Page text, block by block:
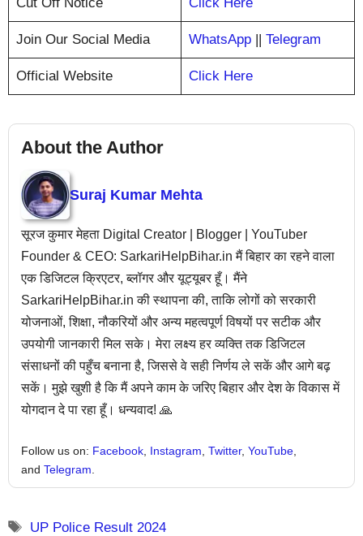
Join Our Social Media WhatsApp|| Telegram
Official Website Click Here
About the Author
Suraj Kumar Mehta
सूरज कुमार मेहता Digital Creator | Blogger | YouTuber
Founder & CEO: SarkariHelpBihar.in मैं बिहार का रहने वाला
एक डिजिटल क्रिएटर, ब्लॉगर और यूट्यूबर हूँ। मैंने
SarkariHelpBihar.in की स्थापना की, ताकि लोगों को सरकारी
योजनाओं, शिक्षा, नौकरियों और अन्य महत्वपूर्ण विषयों पर सटीक और
उपयोगी जानकारी मिल सके। मेरा लक्ष्य हर व्यक्ति तक डिजिटल
संसाधनों की पहुँच बनाना है, जिससे वे सही निर्णय ले सकें और आगे बढ़
सकें। मुझे खुशी है कि मैं अपने काम के जरिए बिहार और देश के विकास में
योगदान दे पा रहा हूँ। धन्यवाद! 🙏
Follow us on: Facebook Instagram Twitter, YouTube
and Telegram
UP Police Result 2024